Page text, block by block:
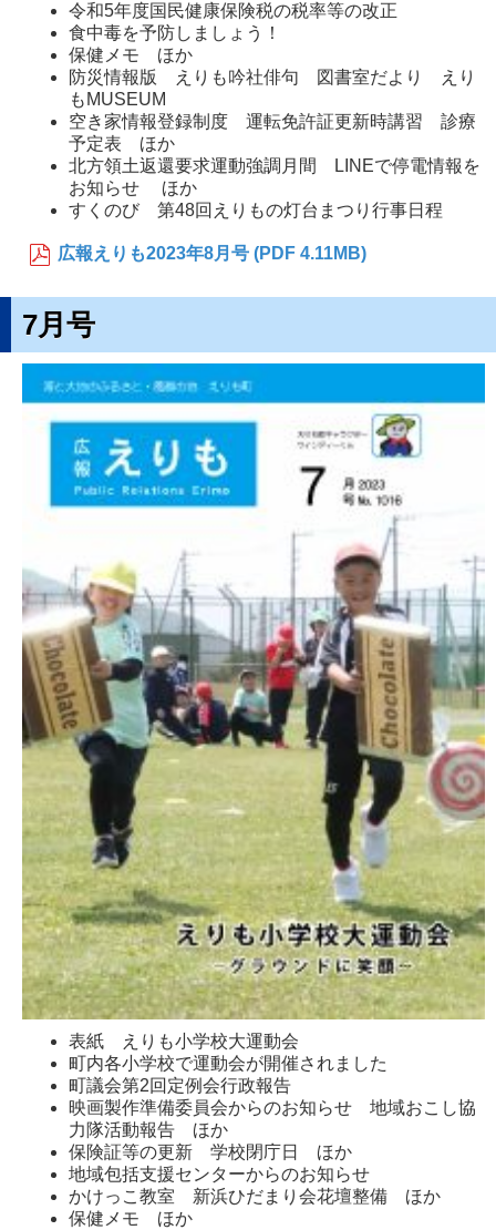
令和5年度国民健康保険税の税率等の改正
食中毒を予防しましょう！
保健メモ ほか
防災情報版 えりも吟社俳句 図書室だより えり
もMUSEUM
空き家情報登録制度 運転免許証更新時講習 診療
予定表 ほか
北方領土返還要求運動強調月間 LINEで停電情報を
お知らせ ほか
すくのび 第48回えりもの灯台まつり行事日程
広報えりも2023年8月号 (PDF 4.11MB)
7月号
表紙 えりも小学校大運動会
町内各小学校で運動会が開催されました
町議会第2回定例会行政報告
映画製作準備委員会からのお知らせ 地域おこし協
力隊活動報告 ほか
保険証等の更新 学校閉庁日 ほか
地域包括支援センターからのお知らせ
かけっこ教室 新浜ひだまり会花壇整備 ほか
保健メモ ほか